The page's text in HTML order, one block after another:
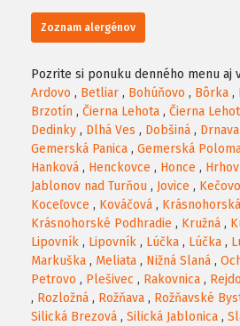
Zoznam alergénov
Pozrite si ponuku denného menu aj
Ardovo , Betliar , Bohúňovo , Bôrka ,
Brzotín , Čierna Lehota , Čierna
Dedinky , Dlhá Ves , Dobšiná , Drnava
Gemerská Panica , Gemerská
Hanková , Henckovce , Honce , Hrhov
Jablonov nad Turňou , Jovice , Kečovo
Koceľovce , Kováčová ,
Krásnohorské Podhradie , Kružná ,
Lipovník , Lipovník , Lúčka , Lúčka ,
Markuška , Meliata , Nižná Slaná ,
Petrovo , Plešivec , Rakovnica ,
, Rozložná , Rožňava , Rožňavské
Silická Brezová , Silická Jablonica ,